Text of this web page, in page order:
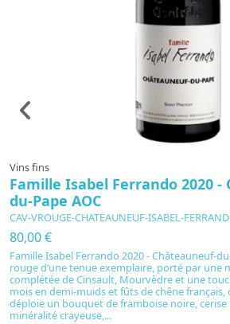
Vins fins
Famille Isabel Ferrando 2020
du-Pape AOC
CAV-VROUGE-CHATEAUNEUF-ISABEL-
80,00 €
Famille Isabel Ferrando 2020 - Châteauneuf-
rouge d’une tenue exemplaire, porté par une
complétée de Cinsault, Mourvèdre et une
mois en demi-muids et fûts de chêne
déploie un bouquet de framboise noire,
minéralité crayeuse,...